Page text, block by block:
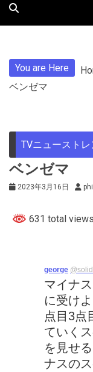
You are Here
ベンゼマ
TVニューストレ
ベンゼマ
2023年3月16日
631 total views
george
マイナ
に受け
点目3点
ていく
を見せ
ナスの